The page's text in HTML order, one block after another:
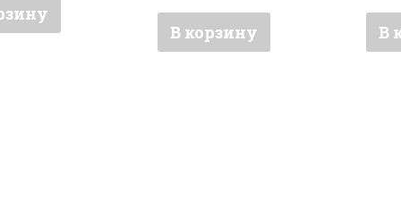
В корзину В